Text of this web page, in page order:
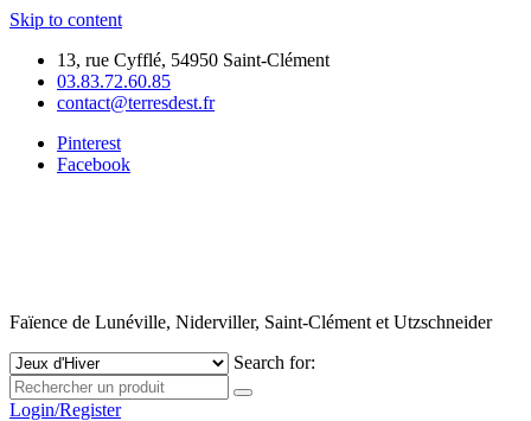
Skip to content
13, rue Cyfflé, 54950 Saint-Clément
03.83.72.60.85
contact@terresdest.fr
Pinterest
Facebook
Faïence de Lunéville, Niderviller, Saint-Clément et Utzschneider
Search for:
Login/Register